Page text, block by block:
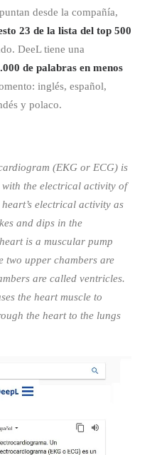
desde la compañía,
23 de la lista del top 500
DeeL tiene una
de palabras en menos
inglés, español,
y polaco.
(EKG or ECG) is
with the electrical activity of
electrical activity as
and dips in the
is a muscular pump
two upper chambers are
are called ventricles.
the heart muscle to
the heart to the lungs